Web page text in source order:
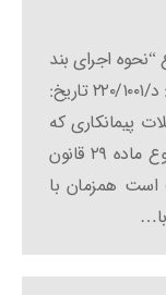
“نحوه اجرای بند
م تبصره ۶ قانون بودجه سال ۱۳۹۹” شماره: د/۲۲۰/۱۰۰۱ تاریخ:
پیمانکاری که
کارفرما یکی از دستگاه های اجرایی موضوع ماده ۲۹ قانون
است همزمان با